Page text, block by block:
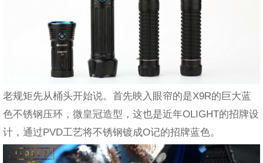
老规矩先从桶头开始说。首先映入眼帘的是X9R的巨大蓝
色不锈钢压环，微皇冠造型，这也是近年OLIGHT的招牌设
计，通过PVD工艺将不锈钢镀成O记的招牌蓝色。